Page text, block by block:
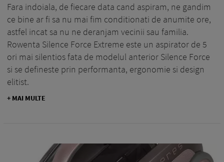
Fara indoiala, de fiecare data cand aspiram, ne gandim
ce bine ar fi sa nu mai fim conditionati de anumite ore,
astfel incat sa nu ne deranjam vecinii sau familia.
Rowenta Silence Force Extreme este un aspirator de 5
ori mai silentios fata de modelul anterior Silence Force
si se defineste prin performanta, ergonomie si design
elitist.
+ MAI MULTE